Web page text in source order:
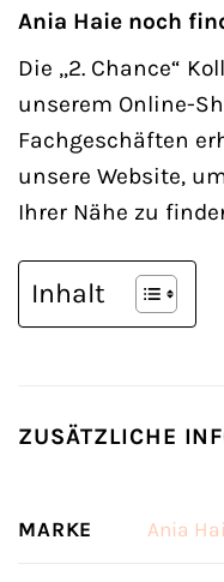
Ania Haie noch
Die „2. Chance“
unserem Online-
Fachgeschäften
unsere Website,
Ihrer Nähe zu
Inhalt
ZUSÄTZLICHE
MARKE Ania